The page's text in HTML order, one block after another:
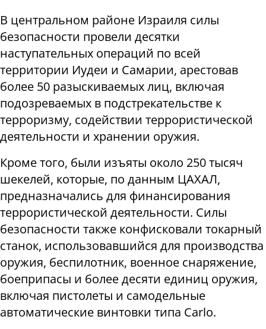
В центральном районе Израиля силы
безопасности провели десятки
наступательных операций по всей
территории Иудеи и Самарии, арестовав
более 50 разыскиваемых лиц, включая
подозреваемых в подстрекательстве к
терроризму, содействии террористической
деятельности и хранении оружия.
Кроме того, были изъяты около 250 тысяч
шекелей, которые, по данным ЦАХАЛ,
предназначались для финансирования
террористической деятельности. Силы
безопасности также конфисковали токарный
станок, использовавшийся для производства
оружия, беспилотник, военное снаряжение,
боеприпасы и более десяти единиц оружия,
включая пистолеты и самодельные
автоматические винтовки типа Carlo.